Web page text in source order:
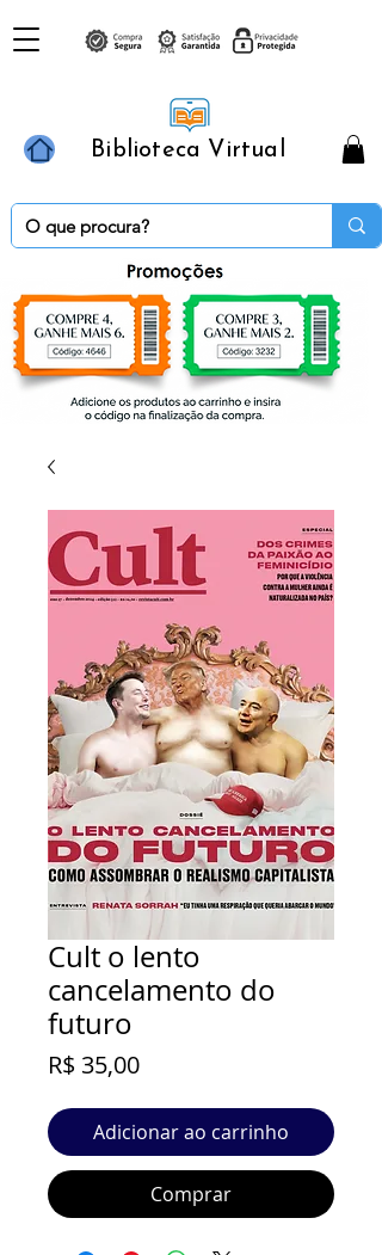
Biblioteca Virtual
Cult o lento
cancelamento do
futuro
R$ 35,00Preço
Adicionar ao carrinho
Comprar